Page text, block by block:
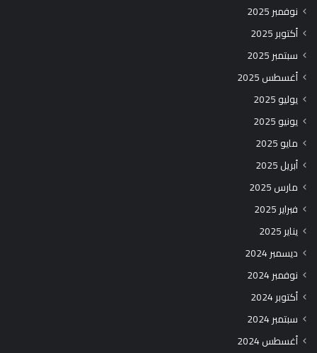
نوفمبر 2025
أكتوبر 2025
سبتمبر 2025
أغسطس 2025
يوليو 2025
يونيو 2025
مايو 2025
أبريل 2025
مارس 2025
فبراير 2025
يناير 2025
ديسمبر 2024
نوفمبر 2024
أكتوبر 2024
سبتمبر 2024
أغسطس 2024